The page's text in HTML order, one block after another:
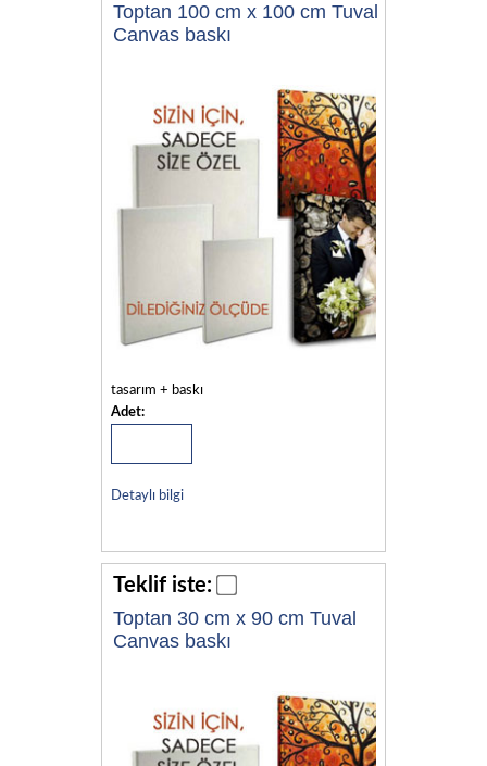
Toptan 100 cm x 100 cm Tuval
Canvas baskı
tasarım + baskı
Adet:
Detaylı bilgi
Teklif iste:
Toptan 30 cm x 90 cm Tuval
Canvas baskı